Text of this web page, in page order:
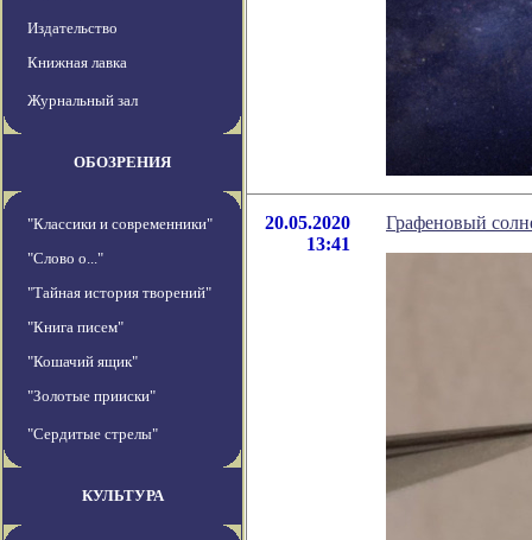
Издательство
Книжная лавка
Журнальный зал
ОБОЗРЕНИЯ
"Классики и современники"
"Слово о..."
"Тайная история творений"
"Книга писем"
"Кошачий ящик"
"Золотые прииски"
"Сердитые стрелы"
КУЛЬТУРА
20.05.2020
13:41
Графеновый